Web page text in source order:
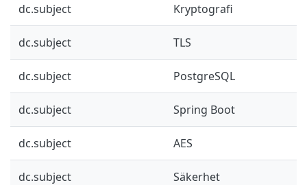
dc.subject Kryptografi
dc.subject TLS
dc.subject PostgreSQL
dc.subject Spring Boot
dc.subject AES
dc.subject Säkerhet